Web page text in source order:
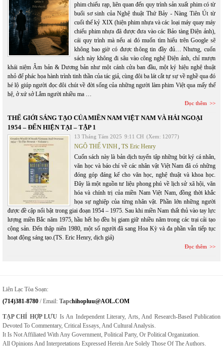
phim chiếu rạp, liên quan đến quy trình sản xuất phim có từ
buổi sơ sinh của Nghệ thuật Thứ Bảy - Nàng Tiên Út từ
cuối thế kỷ XIX (hiện phim nhựa và các loại máy quay máy
chiếu phim nhựa đã được đưa vào các Bảo tàng Điện ảnh),
cái quy trình mà nếu ai đó muốn tìm hiểu trên Google sẽ
không bao giờ có được thông tin đầy đủ… Nhưng, cuốn
sách này không đi sâu vào công nghệ Điện ảnh, chỉ mượn
khái niệm Âm bản & Dương bản như một cánh cửa ban đầu, một ký hiệu nghệ thuật
nhỏ để phác họa hành trình tinh thần của tác giả, cùng đôi ba lát cắt tự sự về nghề qua đó
hé lộ giúp người đọc đôi chút về đời sống của những người làm phim Việt qua mấy thế
hệ, ở xứ sở Lắm người nhiều ma …
Đọc thêm
THẾ GIỚI SÁNG TẠO CỦA MIỀN NAM VIỆT NAM VÀ HẢI NGOẠI
1954 – ĐẾN HIỆN TẠI – TẬP 1
13 Tháng Tám 2025 9:11 CH (Xem: 12077)
NGÔ THẾ VINH, TS Eric Henry
Cuốn sách này là bản dịch tuyển tập những bút ký cá nhân,
văn học và báo chí về các nhân vật Việt Nam đã có những
đóng góp đáng kể cho văn học, nghệ thuật và khoa học.
Đây là một nguồn tư liệu phong phú về lịch sử xã hội, văn
hóa và chính trị của miền Nam Việt Nam, đồng thời khắc
họa sự nghiệp của từng nhân vật. Phần lớn những người
được đề cập nổi bật trong giai đoạn 1954 – 1975. Sau khi miền Nam thất thủ vào tay lực
lượng miền Bắc năm 1975, hầu hết họ đều bị giam giữ nhiều năm trong các trại cải tạo
cộng sản. Đến thập niên 1980, một số người đã sang Hoa Kỳ và đa phần vẫn tiếp tục
hoạt động sáng tạo.(TS. Eric Henry, dịch giả)
Đọc thêm
Liên Lạc Tòa Soạn:
(714)381-8780 / Email: TapcHihopluu@AOL.COM
TẠP CHÍ HỢP LƯU Is An Independent Literary, Arts, And Research-Based Publication
Devoted To Commentary, Critical Essays, And Cultural Analysis.
It Is Not Affiliated With Any Government, Political Party, Or Political Organization.
All Opinions And Interpretations Expressed Herein Are Solely Those Of The Authors.